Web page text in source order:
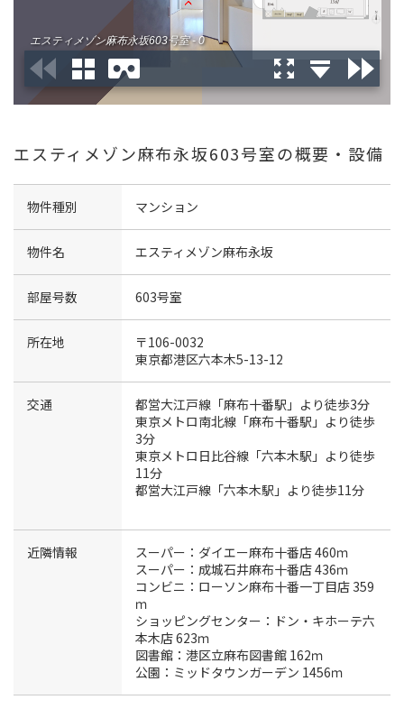
エスティメゾン麻布永坂603号室の概要・設備
物件種別 マンション
物件名 エスティメゾン麻布永坂
部屋号数 603号室
所在地
〒106-0032
東京都港区六本木5-13-12
交通
都営大江戸線「麻布十番駅」より徒歩3分
東京メトロ南北線「麻布十番駅」より徒歩
3分
東京メトロ日比谷線「六本木駅」より徒歩
11分
都営大江戸線「六本木駅」より徒歩11分
近隣情報
スーパー：ダイエー麻布十番店 460ｍ
スーパー：成城石井麻布十番店 436ｍ
コンビニ：ローソン麻布十番一丁目店 359
ｍ
ショッピングセンター：ドン・キホーテ六
本木店 623ｍ
図書館：港区立麻布図書館 162ｍ
公園：ミッドタウンガーデン 1456ｍ